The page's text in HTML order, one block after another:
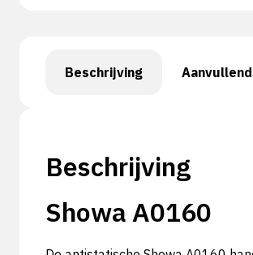
Beschrijving
Beschrijving
Showa A0160